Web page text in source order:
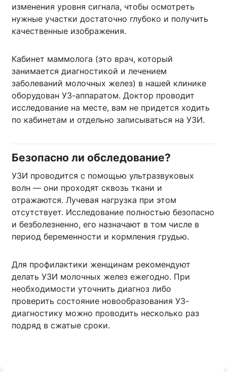
изменения уровня сигнала, чтобы осмотреть
нужные участки достаточно глубоко и получить
качественные изображения.
Кабинет маммолога (это врач, который
занимается диагностикой и лечением
заболеваний молочных желез) в нашей клинике
оборудован УЗ-аппаратом. Доктор проводит
исследование на месте, вам не придется ходить
по кабинетам и отдельно записываться на УЗИ.
Безопасно ли обследование?
УЗИ проводится с помощью ультразвуковых
волн — они проходят сквозь ткани и
отражаются. Лучевая нагрузка при этом
отсутствует. Исследование полностью безопасно
и безболезненно, его назначают в том числе в
период беременности и кормления грудью.
Для профилактики женщинам рекомендуют
делать УЗИ молочных желез ежегодно. При
необходимости уточнить диагноз либо
проверить состояние новообразования УЗ-
диагностику можно проводить несколько раз
подряд в сжатые сроки.